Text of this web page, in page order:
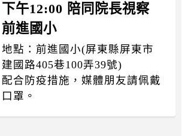
下午12:00 陪同院長視察
前進國小
地點：前進國小(屏東縣屏東市
建國路405巷100弄39號)
配合防疫措施，媒體朋友請佩戴
口罩。